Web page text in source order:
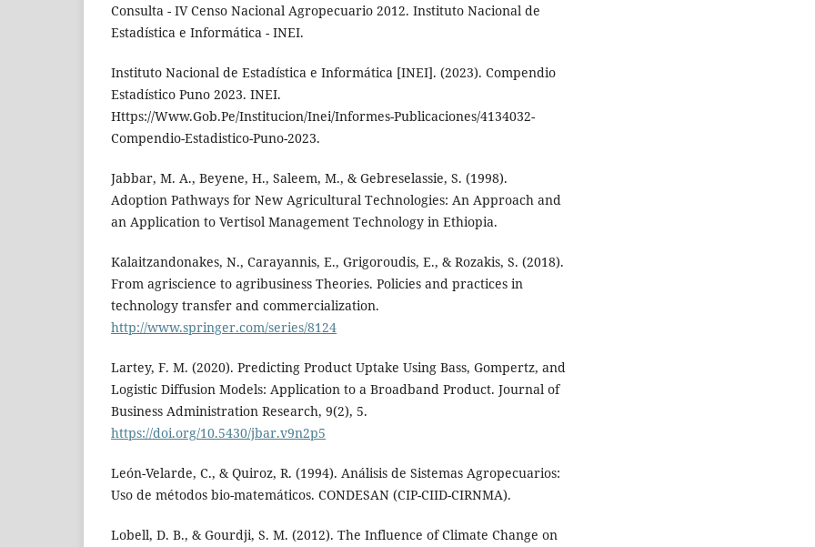
Consulta - IV Censo Nacional Agropecuario 2012. Instituto Nacional de
Estadística e Informática - INEI.
Instituto Nacional de Estadística e Informática [INEI]. (2023). Compendio
Estadístico Puno 2023. INEI.
Https://Www.Gob.Pe/Institucion/Inei/Informes-Publicaciones/4134032-
Compendio-Estadistico-Puno-2023.
Jabbar, M. A., Beyene, H., Saleem, M., & Gebreselassie, S. (1998).
Adoption Pathways for New Agricultural Technologies: An Approach and
an Application to Vertisol Management Technology in Ethiopia.
Kalaitzandonakes, N., Carayannis, E., Grigoroudis, E., & Rozakis, S. (2018).
From agriscience to agribusiness Theories. Policies and practices in
technology transfer and commercialization.
http://www.springer.com/series/8124
Lartey, F. M. (2020). Predicting Product Uptake Using Bass, Gompertz, and
Logistic Diffusion Models: Application to a Broadband Product. Journal of
Business Administration Research, 9(2), 5.
https://doi.org/10.5430/jbar.v9n2p5
León-Velarde, C., & Quiroz, R. (1994). Análisis de Sistemas Agropecuarios:
Uso de métodos bio-matemáticos. CONDESAN (CIP-CIID-CIRNMA).
Lobell, D. B., & Gourdji, S. M. (2012). The Influence of Climate Change on